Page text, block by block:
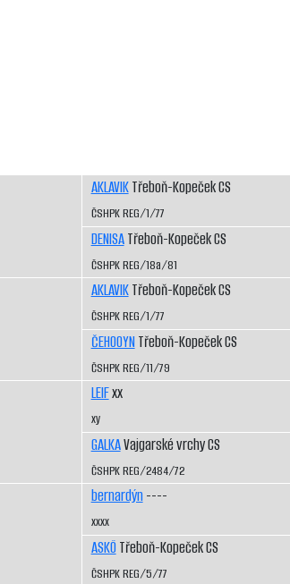
AKLAVIKTřeboň-Kopeček CS
ČSHPK REG/1/77
DENISATřeboň-Kopeček CS
ČSHPK REG/18a/81
AKLAVIKTřeboň-Kopeček CS
ČSHPK REG/1/77
ČEHOOYNTřeboň-Kopeček CS
ČSHPK REG/11/79
LEIFxx
xy
GALKAVajgarské vrchy CS
ČSHPK REG/2484/72
bernardýn----
xxxx
ASKÖTřeboň-Kopeček CS
ČSHPK REG/5/77